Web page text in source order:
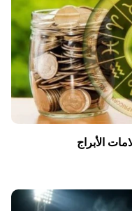
الأبراج